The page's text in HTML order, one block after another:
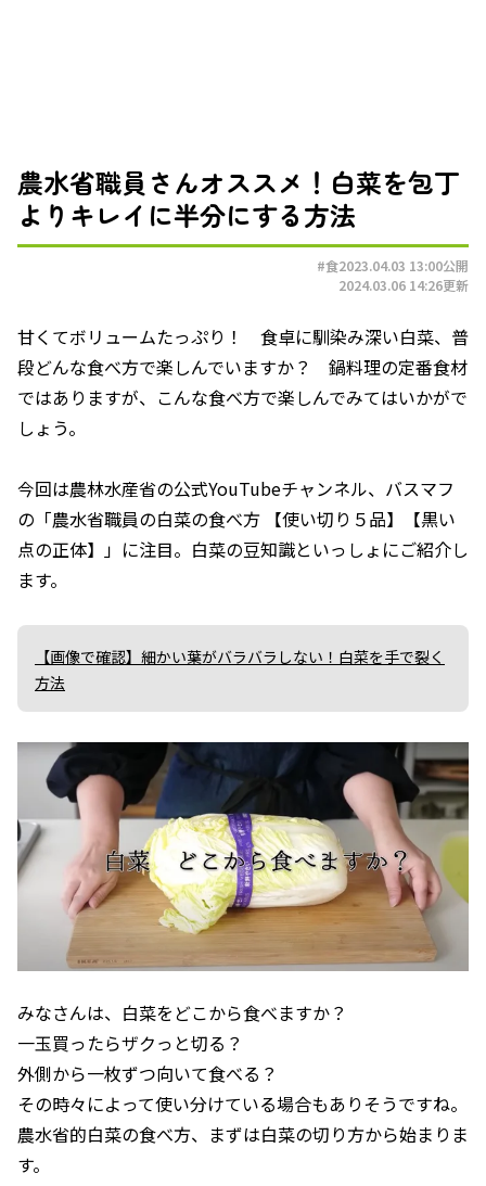
農水省職員さんオススメ！白菜を包丁
よりキレイに半分にする方法
#食2023.04.03 13:00公開
2024.03.06 14:26更新
甘くてボリュームたっぷり！ 食卓に馴染み深い白菜、普
段どんな食べ方で楽しんでいますか？ 鍋料理の定番食材
ではありますが、こんな食べ方で楽しんでみてはいかがで
しょう。
今回は農林水産省の公式YouTubeチャンネル、バスマフ
の「農水省職員の白菜の食べ方 【使い切り５品】【黒い
点の正体】」に注目。白菜の豆知識といっしょにご紹介し
ます。
【画像で確認】細かい葉がバラバラしない！白菜を手で裂く
方法
みなさんは、白菜をどこから食べますか？
一玉買ったらザクっと切る？
外側から一枚ずつ向いて食べる？
その時々によって使い分けている場合もありそうですね。
農水省的白菜の食べ方、まずは白菜の切り方から始まりま
す。